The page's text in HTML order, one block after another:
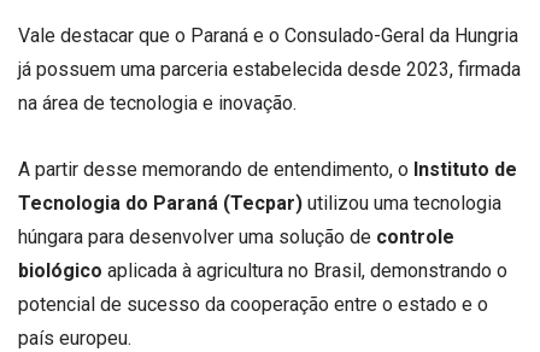
Vale destacar que o Paraná e o Consulado-Geral da Hungria
já possuem uma parceria estabelecida desde 2023, firmada
na área de tecnologia e inovação.
A partir desse memorando de entendimento, o Instituto de
Tecnologia do Paraná (Tecpar) utilizou uma tecnologia
húngara para desenvolver uma solução de controle
biológico aplicada à agricultura no Brasil, demonstrando o
potencial de sucesso da cooperação entre o estado e o
país europeu.